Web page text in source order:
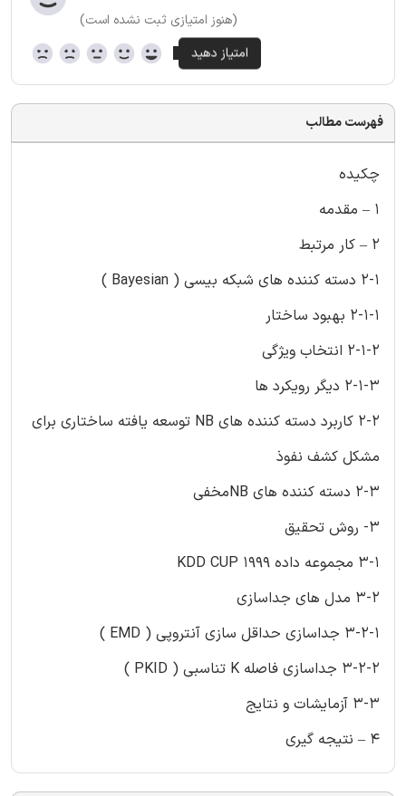
(هنوز امتیازی ثبت نشده است)
فهرست مطالب
چکیده
1 – مقدمه
2 – کار مرتبط
2-1 دسته کننده های شبکه بیسی ( Bayesian )
2-1-1 بهبود ساختار
2-1-2 انتخاب ویژگی
2-1-3 دیگر رویکرد ها
2-2 کاربرد دسته کننده های NB توسعه یافته ساختاری برای
مشکل کشف نفوذ
2-3 دسته کننده های NBمخفی
3- روش تحقیق
3-1 مجموعه داده KDD CUP 1999
3-2 مدل های جداسازی
3-2-1 جداسازی حداقل سازی آنتروپی ( EMD )
3-2-2 جداسازی فاصله K تناسبی ( PKID )
3-3 آزمایشات و نتایج
4 – نتیجه گیری